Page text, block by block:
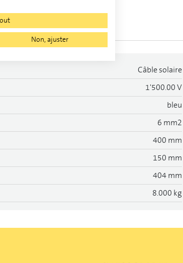
Câble solaire
1'500.00 V
bleu
6 mm2
400 mm
150 mm
404 mm
8.000 kg
Non, ajuster